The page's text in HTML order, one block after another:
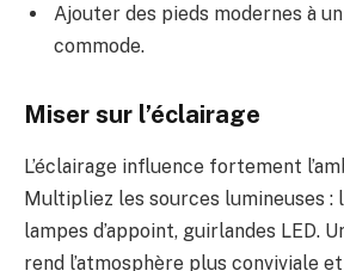
Ajouter des pieds modernes à
commode.
Miser sur l’éclairage
L’éclairage influence fortement
Multipliez les sources lumineuses :
lampes d’appoint, guirlandes LED.
rend l’atmosphère plus conviviale